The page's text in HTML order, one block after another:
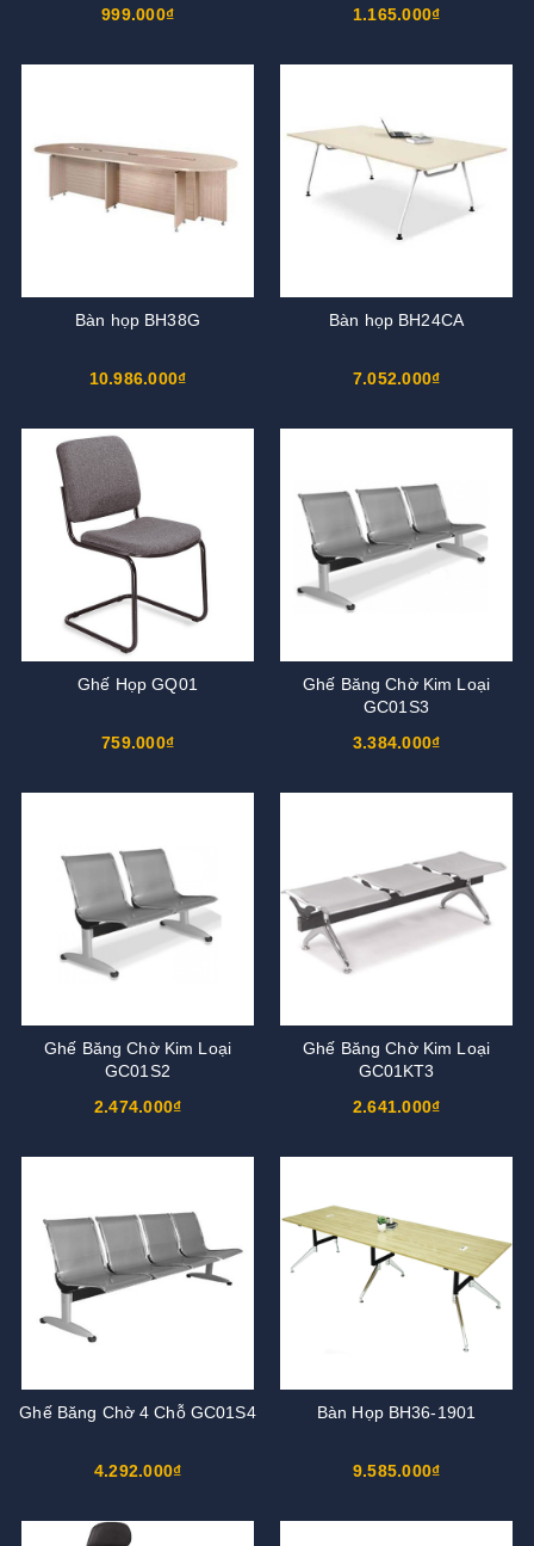
999.000₫ 1.165.000₫
Bàn họp BH38G
10.986.000₫
Bàn họp BH24CA
7.052.000₫
Ghế Họp GQ01
759.000₫
Ghế Băng Chờ Kim Loại
GC01S3
3.384.000₫
Ghế Băng Chờ Kim Loại
GC01S2
2.474.000₫
Ghế Băng Chờ Kim Loại
GC01KT3
2.641.000₫
Ghế Băng Chờ 4 Chỗ GC01S4
4.292.000₫
Bàn Họp BH36-1901
9.585.000₫